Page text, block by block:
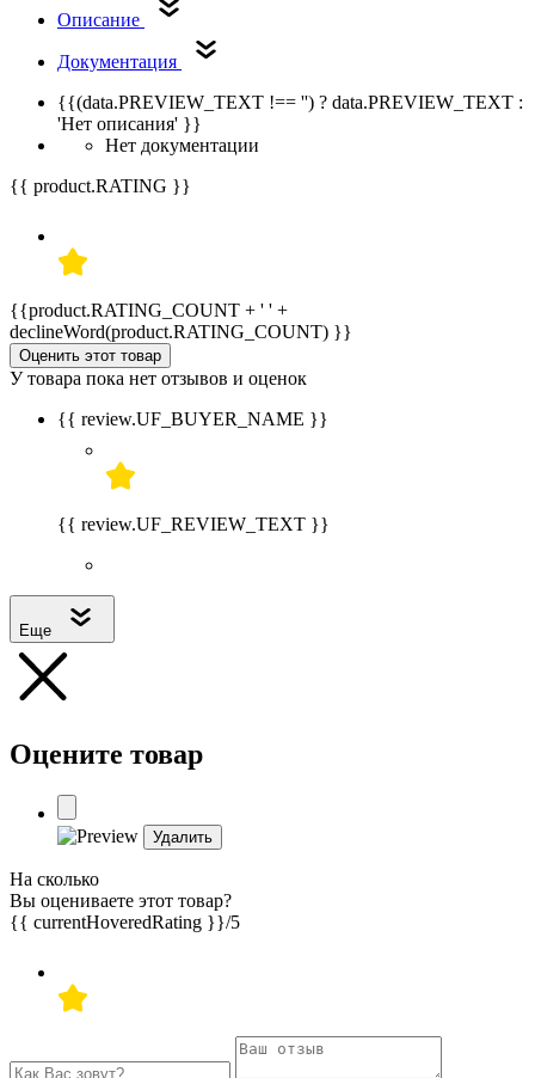
Описание
Документация
{{(data.PREVIEW_TEXT !== '') ? data.PREVIEW_TEXT :
'Нет описания' }}
Нет документации
{{ product.RATING }}
{{product.RATING_COUNT + ' ' +
declineWord(product.RATING_COUNT) }}
Оценить этот товар
У товара пока нет отзывов и оценок
{{ review.UF_BUYER_NAME }}
{{ review.UF_REVIEW_TEXT }}
Еще
Оцените товар
Удалить
На сколько
Вы оцениваете этот товар?
{{ currentHoveredRating }}/5